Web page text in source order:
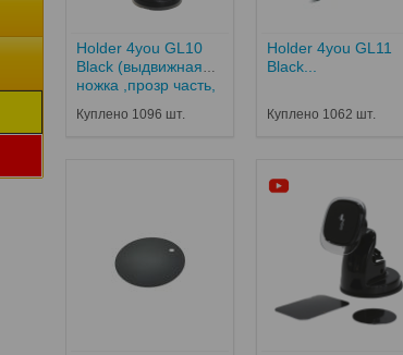
Holder 4you GL10
Black (выдвижная
ножка ,прозр часть,
крепеж,РРЦ-267...
Куплено 1096 шт.
Holder 4you GL11
Black...
Куплено 1062 шт.